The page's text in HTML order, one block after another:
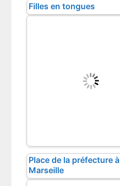
Filles en tongues
Place de la préfecture à
Marseille